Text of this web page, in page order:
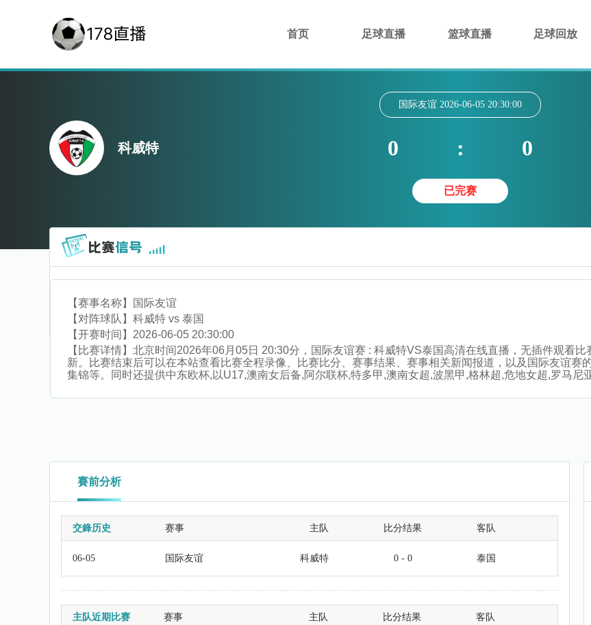
首页 足球直播 篮球直播 足球回放
科威特
国际友谊 2026-06-05 20:30:00
0 : 0
已完赛
【赛事名称】
国际友谊
【对阵球队】 科威特 vs 泰国
【开赛时间】 2026-06-05 20:30:00
【比赛详情】 北京时间2026年06月05日 20:30分，国际友谊赛 : 科威特VS泰国高清在线直播，无插件观看
新。比赛结束后可以在本站查看比赛全程录像、比赛比分、赛事结果、赛事相关新闻报道，以及国际友谊赛
集锦等。同时还提供中东欧杯,以U17,澳南女后备,阿尔联杯,特多甲,澳南女超,波黑甲,格林超,危地女超,罗马尼
賽前分析
交鋒历史 赛事 主队 比分结果 客队
06-05 国际友谊 科威特 0 - 0 泰国
主队近期比赛 赛事 主队 比分结果 客队